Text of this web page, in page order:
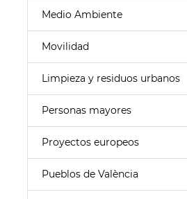
Medio Ambiente
Movilidad
Limpieza y residuos urbanos
Personas mayores
Proyectos europeos
Pueblos de València